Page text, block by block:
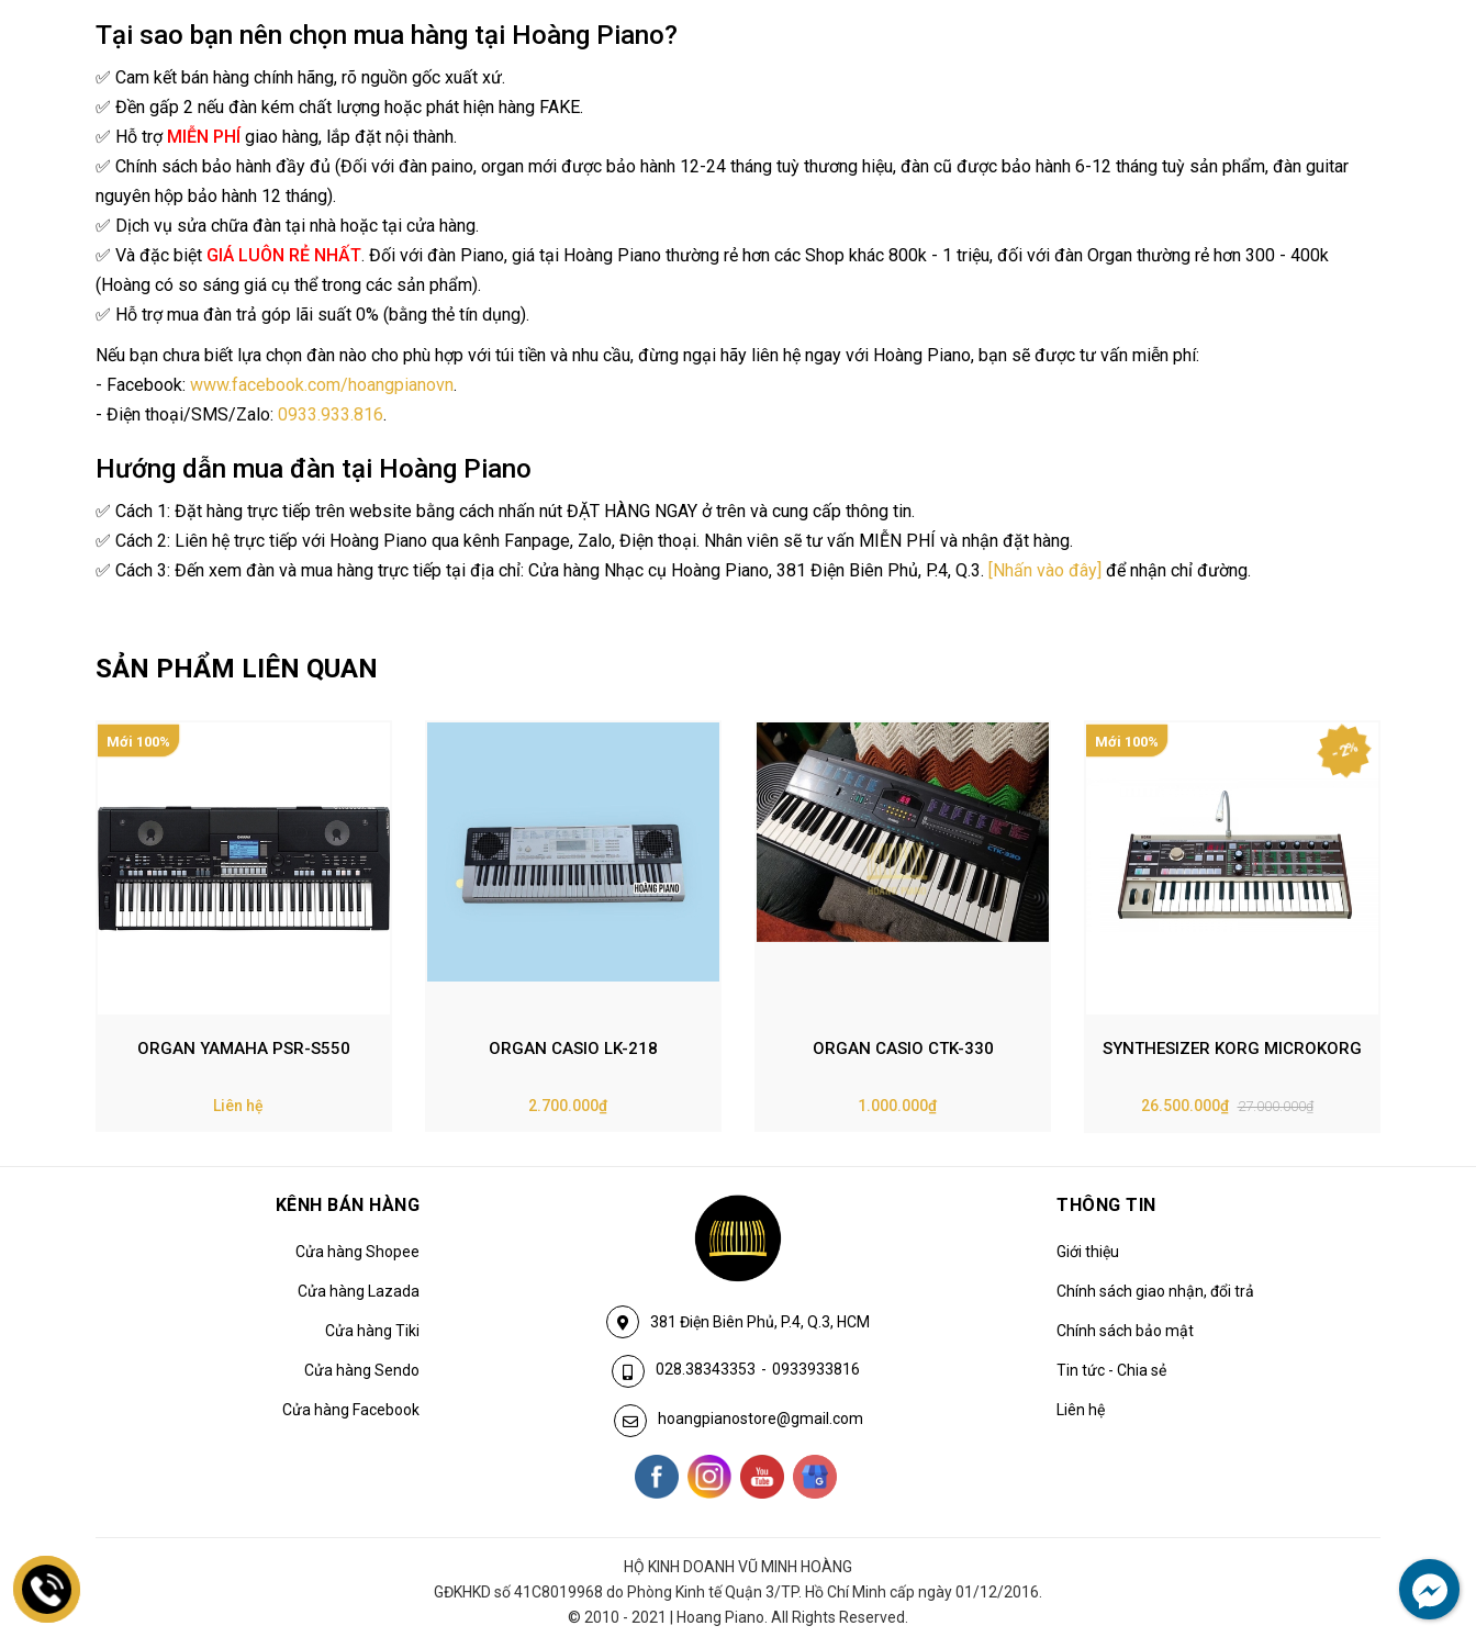
Tại sao bạn nên chọn mua hàng tại Hoàng Piano?
✅ Cam kết bán hàng chính hãng, rõ nguồn gốc xuất xứ.
✅ Đền gấp 2 nếu đàn kém chất lượng hoặc phát hiện hàng FAKE.
✅ Hỗ trợ MIỄN PHÍ giao hàng, lắp đặt nội thành.
✅ Chính sách bảo hành đầy đủ (Đối với đàn paino, organ mới được bảo hành 12-24 tháng tuỳ thương hiệu, đàn cũ được bảo hành 6-12 tháng tuỳ sản phẩm, đàn guitar
nguyên hộp bảo hành 12 tháng).
✅ Dịch vụ sửa chữa đàn tại nhà hoặc tại cửa hàng.
✅ Và đặc biệt GIÁ LUÔN RẺ NHẤT. Đối với đàn Piano, giá tại Hoàng Piano thường rẻ hơn các Shop khác 800k - 1 triệu, đối với đàn Organ thường rẻ hơn 300 - 400k
(Hoàng có so sáng giá cụ thể trong các sản phẩm).
✅ Hỗ trợ mua đàn trả góp lãi suất 0% (bằng thẻ tín dụng).
Nếu bạn chưa biết lựa chọn đàn nào cho phù hợp với túi tiền và nhu cầu, đừng ngại hãy liên hệ ngay với Hoàng Piano, bạn sẽ được tư vấn miễn phí:
- Facebook: www.facebook.com/hoangpianovn.
- Điện thoại/SMS/Zalo: 0933.933.816.
Hướng dẫn mua đàn tại Hoàng Piano
✅ Cách 1: Đặt hàng trực tiếp trên website bằng cách nhấn nút ĐẶT HÀNG NGAY ở trên và cung cấp thông tin.
✅ Cách 2: Liên hệ trực tiếp với Hoàng Piano qua kênh Fanpage, Zalo, Điện thoại. Nhân viên sẽ tư vấn MIỄN PHÍ và nhận đặt hàng.
✅ Cách 3: Đến xem đàn và mua hàng trực tiếp tại địa chỉ: Cửa hàng Nhạc cụ Hoàng Piano, 381 Điện Biên Phủ, P.4, Q.3. [Nhấn vào đây] để nhận chỉ đường.
SẢN PHẨM LIÊN QUAN
Mới 100%
ORGAN YAMAHA PSR-S550
Liên hệ
ORGAN CASIO LK-218
2.700.000₫
ORGAN CASIO CTK-330
1.000.000₫
- 2%
Mới 100%
SYNTHESIZER KORG MICROKORG
26.500.000₫ 27.000.000₫
KÊNH BÁN HÀNG
Cửa hàng Shopee
Cửa hàng Lazada
Cửa hàng Tiki
Cửa hàng Sendo
Cửa hàng Facebook
381 Điện Biên Phủ, P.4, Q.3, HCM
028.38343353 - 0933933816
hoangpianostore@gmail.com
THÔNG TIN
Giới thiệu
Chính sách giao nhận, đổi trả
Chính sách bảo mật
Tin tức - Chia sẻ
Liên hệ
HỘ KINH DOANH VŨ MINH HOÀNG
GĐKHKD số 41C8019968 do Phòng Kinh tế Quận 3/TP. Hồ Chí Minh cấp ngày 01/12/2016.
© 2010 - 2021 | Hoang Piano. All Rights Reserved.